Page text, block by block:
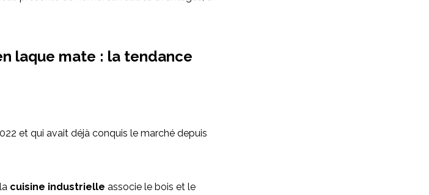
laque mate : la tendance
et qui avait déjà conquis le marché depuis
cuisine industrielle associe le bois et le